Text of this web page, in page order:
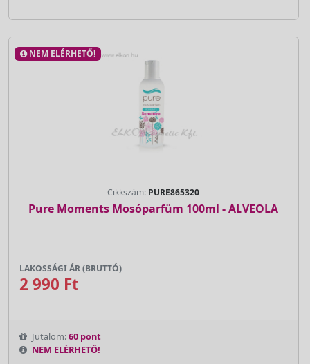
NEM ELÉRHETŐ!
Cikkszám: PURE865320
Pure Moments Mosóparfüm 100ml - ALVEOLA
LAKOSSÁGI ÁR (BRUTTÓ)
2 990 Ft
Jutalom:60 pont
NEM ELÉRHETŐ!